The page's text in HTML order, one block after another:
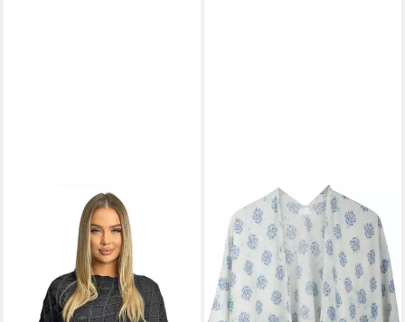
CAPELLI NEW YORKKimono
Damen Poncho
24,95 €